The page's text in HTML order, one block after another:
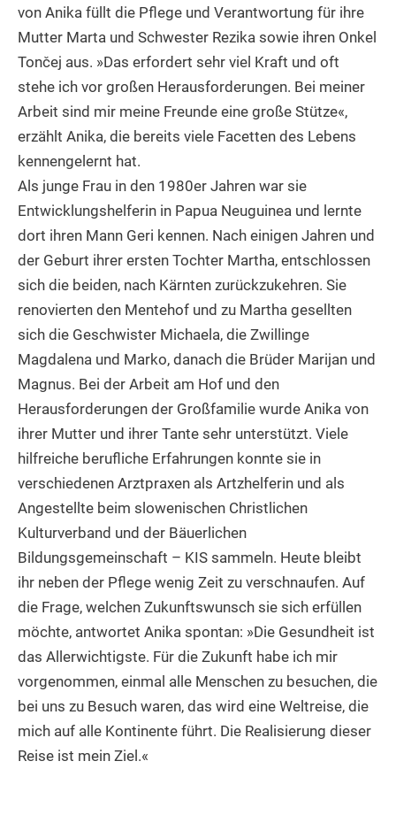
von Anika füllt die Pflege und Verantwortung für ihre
Mutter Marta und Schwester Rezika sowie ihren Onkel
Tončej aus. »Das erfordert sehr viel Kraft und oft
stehe ich vor großen Herausforderungen. Bei meiner
Arbeit sind mir meine Freunde eine große Stütze«,
erzählt Anika, die bereits viele Facetten des Lebens
kennengelernt hat.
Als junge Frau in den 1980er Jahren war sie
Entwicklungshelferin in Papua Neuguinea und lernte
dort ihren Mann Geri kennen. Nach einigen Jahren und
der Geburt ihrer ersten Tochter Martha, entschlossen
sich die beiden, nach Kärnten zurückzukehren. Sie
renovierten den Mentehof und zu Martha gesellten
sich die Geschwister Michaela, die Zwillinge
Magdalena und Marko, danach die Brüder Marijan und
Magnus. Bei der Arbeit am Hof und den
Herausforderungen der Großfamilie wurde Anika von
ihrer Mutter und ihrer Tante sehr unterstützt. Viele
hilfreiche berufliche Erfahrungen konnte sie in
verschiedenen Arztpraxen als Artzhelferin und als
Angestellte beim slowenischen Christlichen
Kulturverband und der Bäuerlichen
Bildungsgemeinschaft – KIS sammeln. Heute bleibt
ihr neben der Pflege wenig Zeit zu verschnaufen. Auf
die Frage, welchen Zukunftswunsch sie sich erfüllen
möchte, antwortet Anika spontan: »Die Gesundheit ist
das Allerwichtigste. Für die Zukunft habe ich mir
vorgenommen, einmal alle Menschen zu besuchen, die
bei uns zu Besuch waren, das wird eine Weltreise, die
mich auf alle Kontinente führt. Die Realisierung dieser
Reise ist mein Ziel.«